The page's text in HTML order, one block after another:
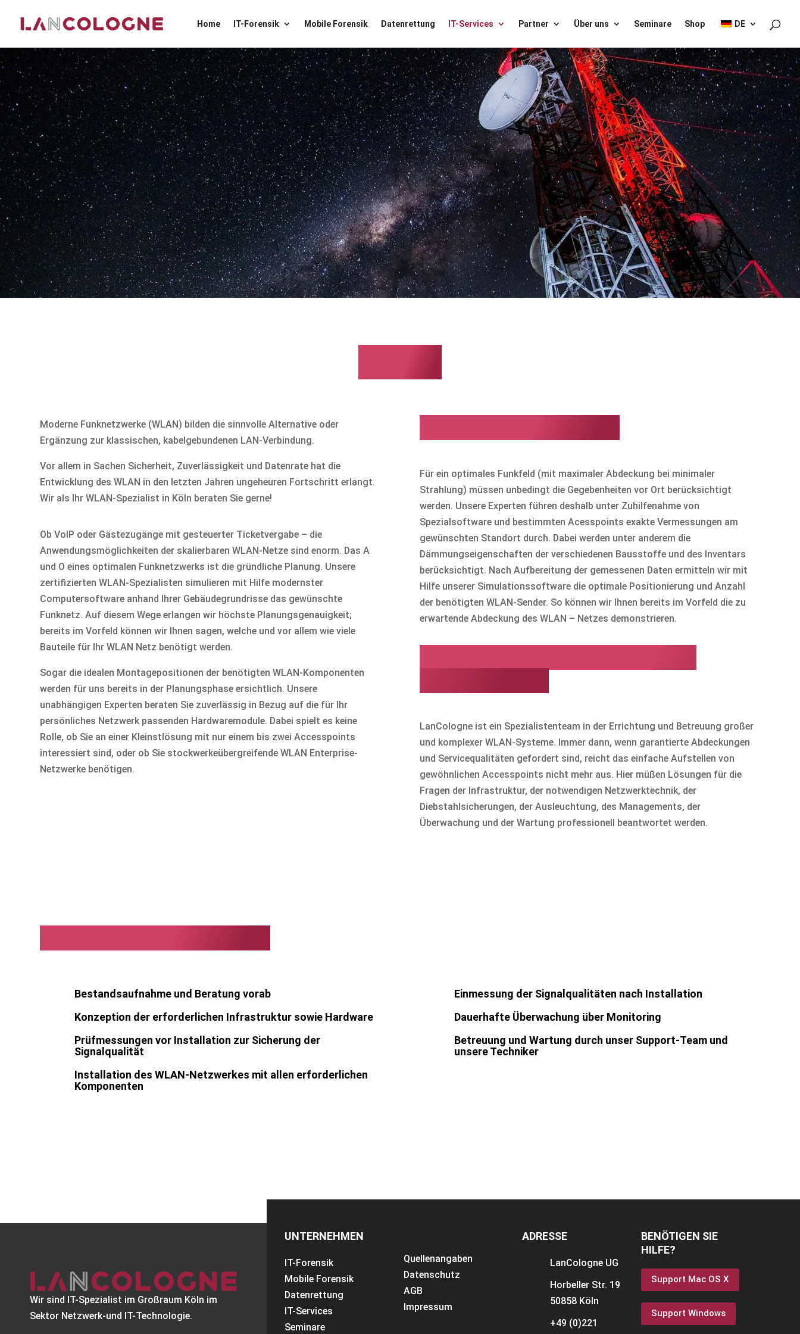
Home IT-Forensik Mobile Forensik Datenrettung IT-Services Partner Über uns Seminare Shop DE
Moderne Funknetzwerke (WLAN) bilden die sinnvolle Alternative oder
Ergänzung zur klassischen, kabelgebundenen LAN-Verbindung.
Vor allem in Sachen Sicherheit, Zuverlässigkeit und Datenrate hat die
Entwicklung des WLAN in den letzten Jahren ungeheuren Fortschritt erlangt.
Wir als Ihr WLAN-Spezialist in Köln beraten Sie gerne!
Ob VoIP oder Gästezugänge mit gesteuerter Ticketvergabe – die
Anwendungsmöglichkeiten der skalierbaren WLAN-Netze sind enorm. Das A
und O eines optimalen Funknetzwerks ist die gründliche Planung. Unsere
zertifizierten WLAN-Spezialisten simulieren mit Hilfe modernster
Computersoftware anhand Ihrer Gebäudegrundrisse das gewünschte
Funknetz. Auf diesem Wege erlangen wir höchste Planungsgenauigkeit;
bereits im Vorfeld können wir Ihnen sagen, welche und vor allem wie viele
Bauteile für Ihr WLAN Netz benötigt werden.
Sogar die idealen Montagepositionen der benötigten WLAN-Komponenten
werden für uns bereits in der Planungsphase ersichtlich. Unsere
unabhängigen Experten beraten Sie zuverlässig in Bezug auf die für Ihr
persönliches Netzwerk passenden Hardwaremodule. Dabei spielt es keine
Rolle, ob Sie an einer Kleinstlösung mit nur einem bis zwei Accesspoints
interessiert sind, oder ob Sie stockwerkeübergreifende WLAN Enterprise-
Netzwerke benötigen.
Für ein optimales Funkfeld (mit maximaler Abdeckung bei minimaler
Strahlung) müssen unbedingt die Gegebenheiten vor Ort berücksichtigt
werden. Unsere Experten führen deshalb unter Zuhilfenahme von
Spezialsoftware und bestimmten Acesspoints exakte Vermessungen am
gewünschten Standort durch. Dabei werden unter anderem die
Dämmungseigenschaften der verschiedenen Bausstoffe und des Inventars
berücksichtigt. Nach Aufbereitung der gemessenen Daten ermitteln wir mit
Hilfe unserer Simulationssoftware die optimale Positionierung und Anzahl
der benötigten WLAN-Sender. So können wir Ihnen bereits im Vorfeld die zu
erwartende Abdeckung des WLAN – Netzes demonstrieren.
LanCologne ist ein Spezialistenteam in der Errichtung und Betreuung großer
und komplexer WLAN-Systeme. Immer dann, wenn garantierte Abdeckungen
und Servicequalitäten gefordert sind, reicht das einfache Aufstellen von
gewöhnlichen Accesspoints nicht mehr aus. Hier müßen Lösungen für die
Fragen der Infrastruktur, der notwendigen Netzwerktechnik, der
Diebstahlsicherungen, der Ausleuchtung, des Managements, der
Überwachung und der Wartung professionell beantwortet werden.
Bestandsaufnahme und Beratung vorab
Konzeption der erforderlichen Infrastruktur sowie Hardware
Prüfmessungen vor Installation zur Sicherung der
Signalqualität
Installation des WLAN-Netzwerkes mit allen erforderlichen
Komponenten
Einmessung der Signalqualitäten nach Installation
Dauerhafte Überwachung über Monitoring
Betreuung und Wartung durch unser Support-Team und
unsere Techniker
Wir sind IT-Spezialist im Großraum Köln im
Sektor Netzwerk-und IT-Technologie.
UNTERNEHMEN
IT-Forensik
Mobile Forensik
Datenrettung
IT-Services
Seminare
Quellenangaben
Datenschutz
AGB
Impressum
ADRESSE
LanCologne UG
Horbeller Str. 19
50858 Köln
+49 (0)221
BENÖTIGEN SIE
HILFE?
Support Mac OS X
Support Windows